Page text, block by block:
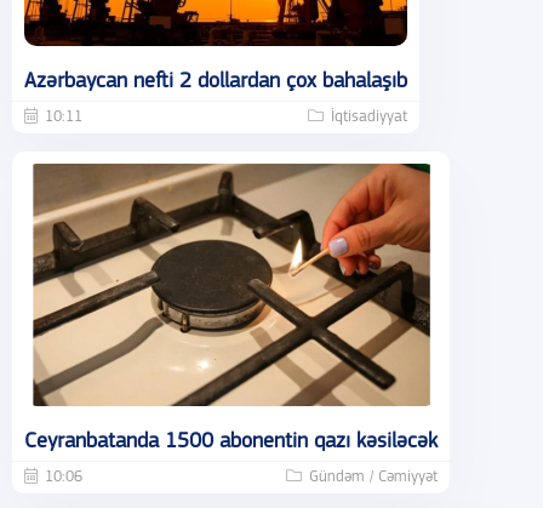
Azərbaycan nefti 2 dollardan çox bahalaşıb
10:11 İqtisadiyyat
Ceyranbatanda 1500 abonentin qazı kəsiləcək
10:06 Gündəm / Cəmiyyət